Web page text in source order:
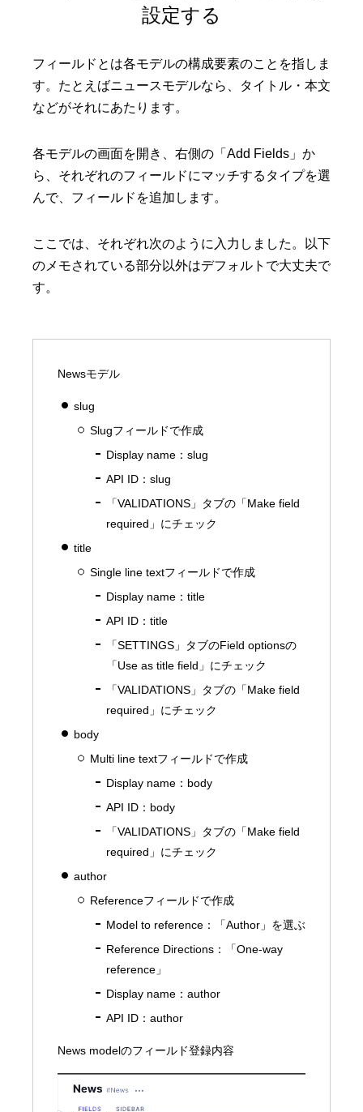
設定する
フィールドとは各モデルの構成要素のことを指しま
す。たとえばニュースモデルなら、タイトル・本文
などがそれにあたります。
各モデルの画面を開き、右側の「Add Fields」か
ら、それぞれのフィールドにマッチするタイプを選
んで、フィールドを追加します。
ここでは、それぞれ次のように入力しました。以下
のメモされている部分以外はデフォルトで大丈夫で
す。
Newsモデル
slug
Slugフィールドで作成
Display name：slug
API ID：slug
「VALIDATIONS」タブの「Make field
required」にチェック
title
Single line textフィールドで作成
Display name：title
API ID：title
「SETTINGS」タブのField optionsの
「Use as title field」にチェック
「VALIDATIONS」タブの「Make field
required」にチェック
body
Multi line textフィールドで作成
Display name：body
API ID：body
「VALIDATIONS」タブの「Make field
required」にチェック
author
Referenceフィールドで作成
Model to reference：「Author」を選ぶ
Reference Directions：「One-way
reference」
Display name：author
API ID：author
News modelのフィールド登録内容